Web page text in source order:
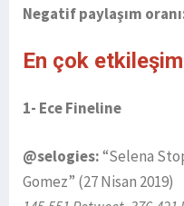
Negatif paylaşım
En çok
1- Ece Fineline
@selogies:“Selena
Gomez” (27 Nisan 2019)